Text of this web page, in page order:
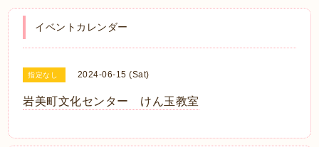
イベントカレンダー
指定なし 2024-06-15 (Sat)
岩美町文化センター けん玉教室